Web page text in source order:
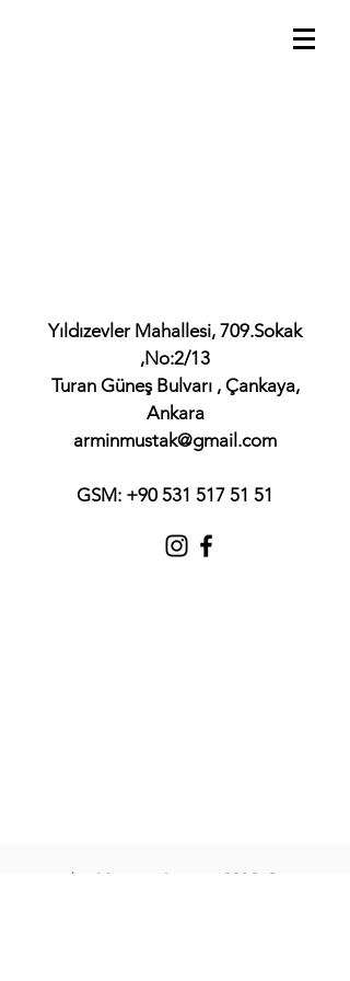
Yıldızevler Mahallesi, 709.Sokak
,No:2/13
Turan Güneş Bulvarı , Çankaya,
Ankara
arminmustak@gmail.com
GSM: +90 531 517 51 51
© 2023 by Maggie Louise